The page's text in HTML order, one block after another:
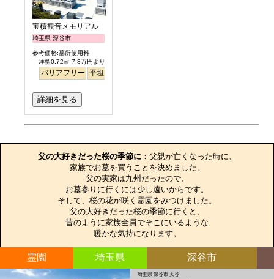
宝積観音メモリアル 悠久の丘
埼玉県 深谷市
参考価格:墓所使用料
洋型0.72㎡ 7.8万円より
バリアフリー 平坦
詳細を見る
父の大好きだった桜の季節に：父親が亡くなった時に、
家族でお墓を買うことを決めました。
父の実家は九州だったので、
お墓参りに行くには少し遠いからです。
そして、桜の花が咲く霊園をみつけました。
父の大好きだった桜の季節に行くと、
昔のように家族全員でそこにいるような
暖かな気持になります。
霊園 埼玉県 深谷市
埼玉県 深谷市 大谷